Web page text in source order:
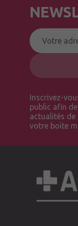
Inscrivez-
public afin
actualités de
votre boite